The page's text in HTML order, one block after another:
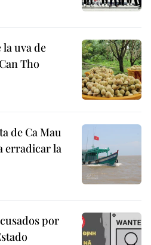
uva de
Tho
de Ca Mau
erradicar la
por